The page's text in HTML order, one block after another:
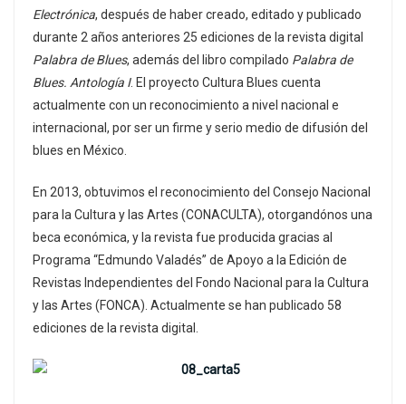
Electrónica, después de haber creado, editado y publicado
durante 2 años anteriores 25 ediciones de la revista digital
Palabra de Blues, además del libro compilado Palabra de
Blues. Antología I. El proyecto Cultura Blues cuenta
actualmente con un reconocimiento a nivel nacional e
internacional, por ser un firme y serio medio de difusión del
blues en México.
En 2013, obtuvimos el reconocimiento del Consejo Nacional
para la Cultura y las Artes (CONACULTA), otorgandónos una
beca económica, y la revista fue producida gracias al
Programa “Edmundo Valadés” de Apoyo a la Edición de
Revistas Independientes del Fondo Nacional para la Cultura
y las Artes (FONCA). Actualmente se han publicado 58
ediciones de la revista digital.